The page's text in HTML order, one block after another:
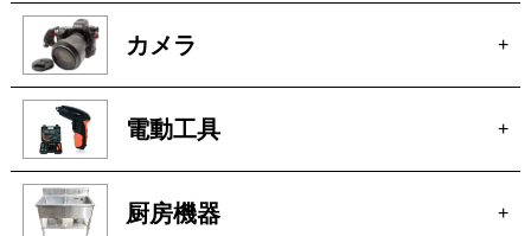
カメラ +
電動工具 +
厨房機器 +